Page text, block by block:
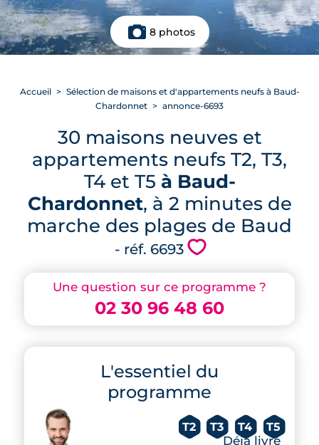
8 photos
Une question sur ce programme ?
02 30 96 48 60
L'essentiel du
programme
T2 T3 T4 T5
Déjà livré
Accueil
Sélection de maisons et d'appartements neufs à Baud-
Chardonnet
annonce-6693
30 maisons neuves et
appartements neufs T2, T3,
T4 et T5 à Baud-
Chardonnet, à 2 minutes de
marche des plages de Baud
- réf. 6693 💗